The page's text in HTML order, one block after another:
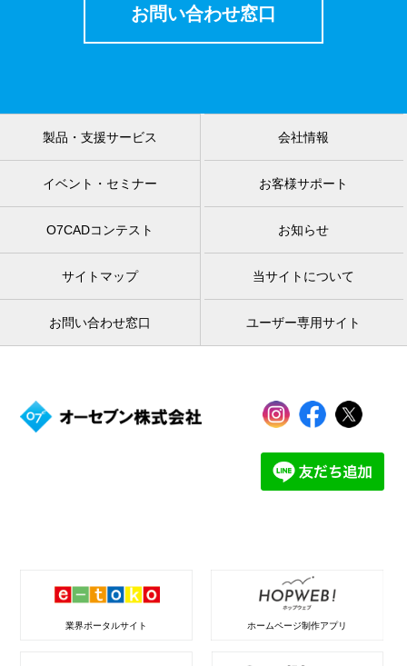
お問い合わせ窓口
製品・支援サービス 会社情報
イベント・セミナー お客様サポート
O7CADコンテスト お知らせ
サイトマップ 当サイトについて
お問い合わせ窓口 ユーザー専用サイト
業界ポータルサイト ホームページ制作アプリ